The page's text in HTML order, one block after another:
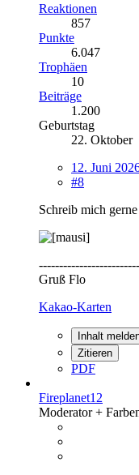
Reaktionen
857
Punkte
6.047
Trophäen
10
Beiträge
1.200
Geburtstag
22. Oktober
12. Juni
#8
Schreib mich
Gruß Flo
Kakao-Karten
Inhalt
Zitieren
PDF
Fireplanet12
Moderator +